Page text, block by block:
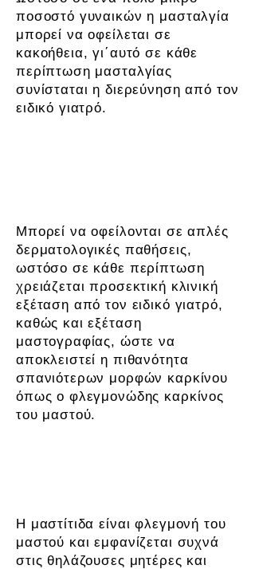
ποσοστό γυναικών η μασταλγία
μπορεί να οφείλεται σε
κακοήθεια, γι΄αυτό σε κάθε
περίπτωση μασταλγίας
συνίσταται η διερεύνηση από τον
ειδικό γιατρό.
Μπορεί να οφείλονται σε απλές
δερματολογικές παθήσεις,
ωστόσο σε κάθε περίπτωση
χρειάζεται προσεκτική κλινική
εξέταση από τον ειδικό γιατρό,
καθώς και εξέταση
μαστογραφίας, ώστε να
αποκλειστεί η πιθανότητα
σπανιότερων μορφών καρκίνου
όπως ο φλεγμονώδης καρκίνος
του μαστού.
Η μαστίτιδα είναι φλεγμονή του
μαστού και εμφανίζεται συχνά
στις θηλάζουσες μητέρες και